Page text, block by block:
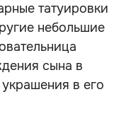
татуировки
небольшие
сына в
в его